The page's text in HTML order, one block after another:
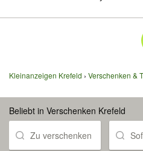
Kleinanzeigen Krefeld Verschenken &
Beliebt in Verschenken Krefeld
Zu verschenken